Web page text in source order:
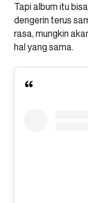
Tapi album itu
dengerin terus
rasa, mungkin
hal yang sama.